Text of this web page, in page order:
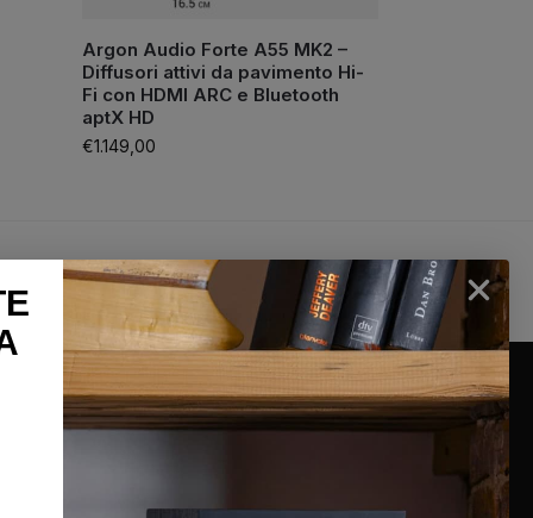
Argon Audio Forte A55 MK2 –
Diffusori attivi da pavimento Hi-
Fi con HDMI ARC e Bluetooth
aptX HD
€1.149,00
sab 100% Pagamenti sicuri
PayPal / Carte di credito / Bonifico
INFORMAZIONI